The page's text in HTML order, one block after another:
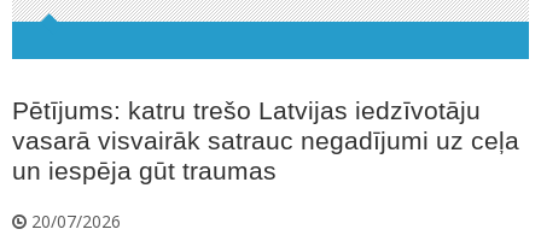
Pētījums: katru trešo Latvijas iedzīvotāju
vasarā visvairāk satrauc negadījumi uz ceļa
un iespēja gūt traumas
20/07/2026